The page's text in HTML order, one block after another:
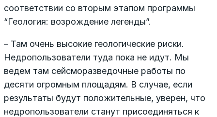
соответствии со вторым этапом программы
“Геология: возрождение легенды”.
– Там очень высокие геологические риски.
Недропользователи туда пока не идут. Мы
ведем там сейсморазведочные работы по
десяти огромным площадям. В случае, если
результаты будут положительные, уверен, что
недропользователи станут присоединяться к